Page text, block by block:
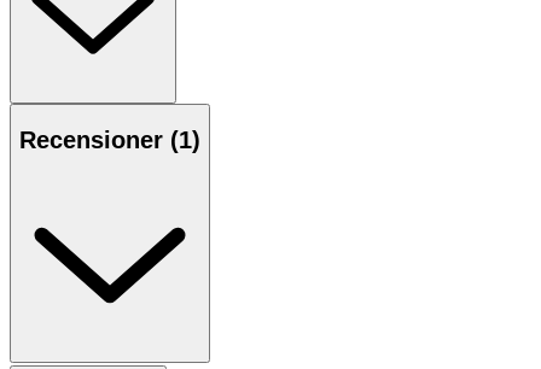
håret mer lätthanterligt och ger en mjuk känsla. Kan
användas i både fuktigt och torrt hår.
Egenskaper
· Motverkar friss.
· Återfuktande och mjukgörande.
· Kan användas i fuktigt och torrt hår.
Recensioner (1)